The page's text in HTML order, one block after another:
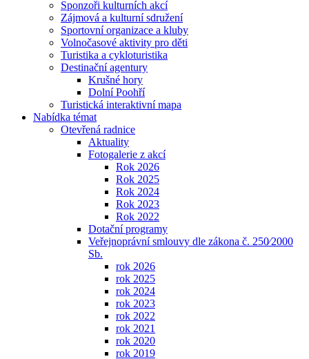
Sponzoři kulturních akcí
Zájmová a kulturní sdružení
Sportovní organizace a kluby
Volnočasové aktivity pro děti
Turistika a cykloturistika
Destinační agentury
Krušné hory
Dolní Poohří
Turistická interaktivní mapa
Nabídka témat
Otevřená radnice
Aktuality
Fotogalerie z akcí
Rok 2026
Rok 2025
Rok 2024
Rok 2023
Rok 2022
Dotační programy
Veřejnoprávní smlouvy dle zákona č. 250⁄2000
Sb.
rok 2026
rok 2025
rok 2024
rok 2023
rok 2022
rok 2021
rok 2020
rok 2019